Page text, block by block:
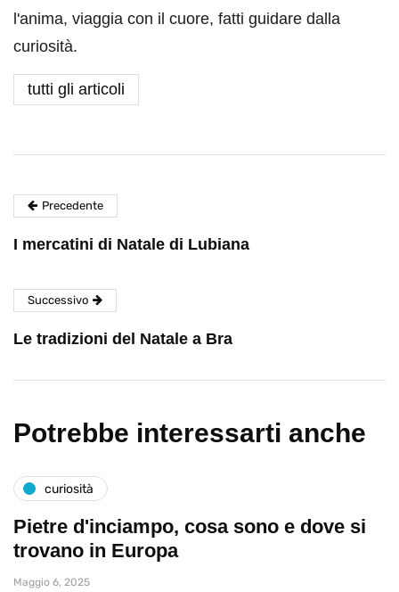
l'anima, viaggia con il cuore, fatti guidare dalla
curiosità.
tutti gli articoli
Precedente
I mercatini di Natale di Lubiana
Successivo
Le tradizioni del Natale a Bra
Potrebbe interessarti anche
curiosità
Pietre d'inciampo, cosa sono e dove si
trovano in Europa
Maggio 6, 2025